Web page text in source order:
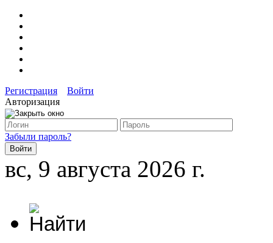
Регистрация
Войти
Авторизация
Забыли пароль?
вс, 9 августа 2026 г.